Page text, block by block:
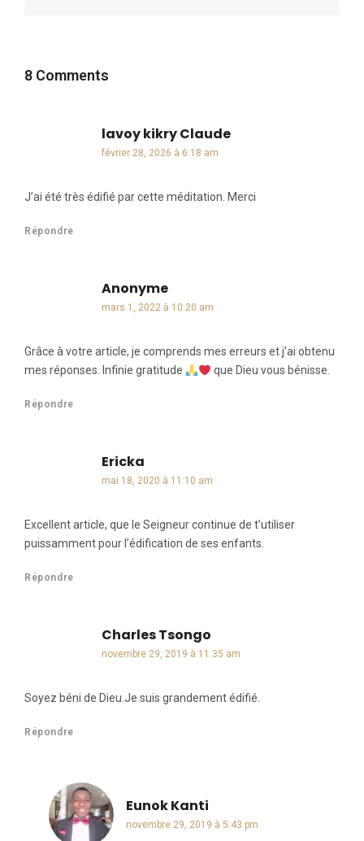
8 Comments
lavoy kikry Claudedit :
février 28, 2026 à 6:18 am
J’ai été très édifié par cette méditation. Merci
Répondre
Anonymedit :
mars 1, 2022 à 10:20 am
Grâce à votre article, je comprends mes erreurs et j’ai obtenu
mes réponses. Infinie gratitude
que Dieu vous bénisse.
Répondre
Ericka
mai 18, 2020 à 11:10 am
Excellent article, que le Seigneur continue de t’utiliser
puissamment pour l’édification de ses enfants.
Répondre
Charles Tsongo
novembre 29, 2019 à 11:35 am
Soyez béni de Dieu.Je suis grandement édifié.
Répondre
Eunok Kanti
novembre 29, 2019 à 5:43 pm